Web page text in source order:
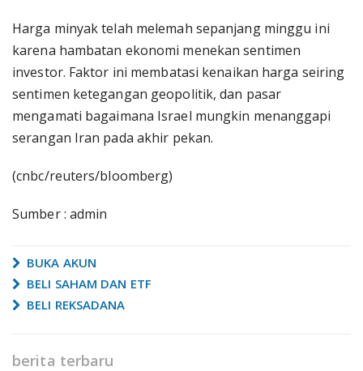
Harga minyak telah melemah sepanjang minggu ini
karena hambatan ekonomi menekan sentimen
investor. Faktor ini membatasi kenaikan harga seiring
sentimen ketegangan geopolitik, dan pasar
mengamati bagaimana Israel mungkin menanggapi
serangan Iran pada akhir pekan.
(cnbc/reuters/bloomberg)
Sumber : admin
BUKA AKUN
BELI SAHAM DAN ETF
BELI REKSADANA
berita terbaru